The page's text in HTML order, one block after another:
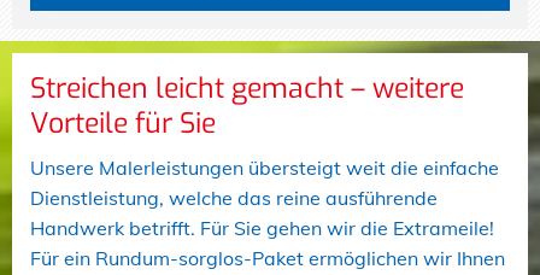
Streichen leicht gemacht – weitere
Vorteile für Sie
Unsere Malerleistungen übersteigt weit die einfache
Dienstleistung, welche das reine ausführende
Handwerk betrifft. Für Sie gehen wir die Extrameile!
Für ein Rundum-sorglos-Paket ermöglichen wir Ihnen